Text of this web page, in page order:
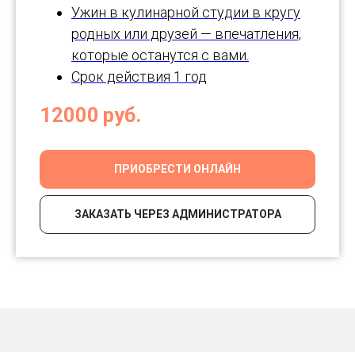
Ужин в кулинарной студии в кругу
родных или друзей — впечатления,
которые останутся с вами.
Срок действия 1 год
12000 руб.
ПРИОБРЕСТИ ОНЛАЙН
ЗАКАЗАТЬ ЧЕРЕЗ АДМИНИСТРАТОРА